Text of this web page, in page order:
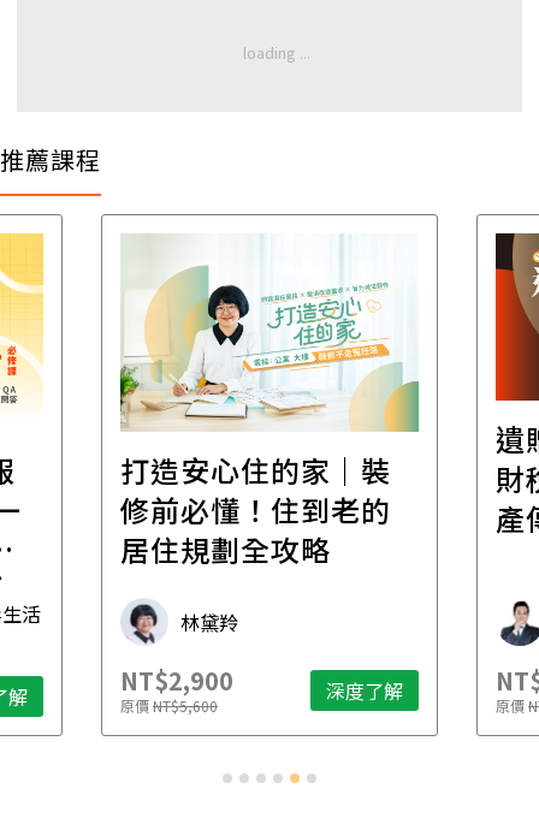
推薦課程
活
解
打造安心住的家｜裝
修前必懂！住到老的
居住規劃全攻略
林黛羚
NT$2,900
原價NT$5,600 深度了解
遺
財
產
原價